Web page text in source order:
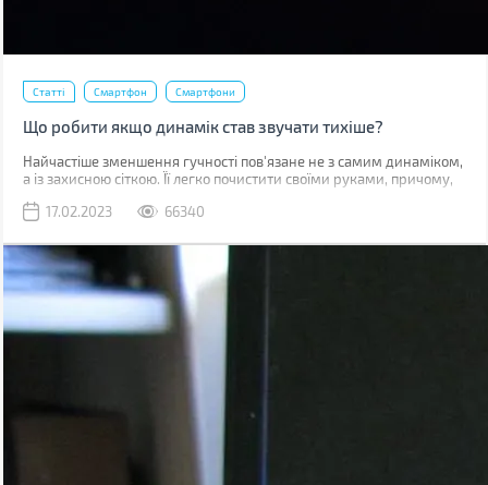
Статті Смартфон Смартфони
Що робити якщо динамік став звучати тихіше?
Найчастіше зменшення гучності пов'язане не з самим динаміком,
а із захисною сіткою. Її легко почистити своїми руками, причому,
17.02.2023
66340